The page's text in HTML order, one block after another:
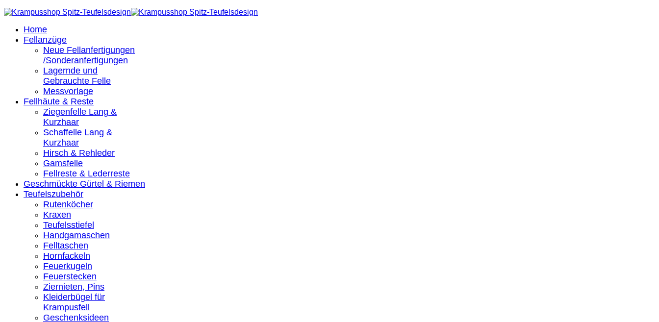
Home
Fellanzüge
Neue Fellanfertigungen
/Sonderanfertigungen
Lagernde und
Gebrauchte Felle
Messvorlage
Fellhäute & Reste
Ziegenfelle Lang &
Kurzhaar
Schaffelle Lang &
Kurzhaar
Hirsch & Rehleder
Gamsfelle
Fellreste & Lederreste
Geschmückte Gürtel & Riemen
Teufelszubehör
Rutenköcher
Kraxen
Teufelsstiefel
Handgamaschen
Felltaschen
Hornfackeln
Feuerkugeln
Feuerstecken
Ziernieten, Pins
Kleiderbügel für
Krampusfell
Geschenksideen